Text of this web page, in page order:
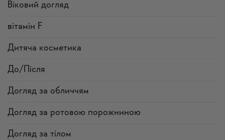
Віковий догляд
вітамін F
Дитяча косметика
До/Після
Догляд за обличчям
Догляд за ротовою порожниною
Догляд за тілом